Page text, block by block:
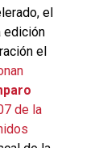
el
edición
el
de la